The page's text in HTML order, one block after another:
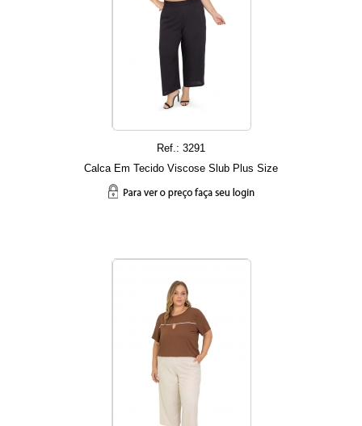
Ref.: 3291
Calca Em Tecido Viscose Slub Plus Size